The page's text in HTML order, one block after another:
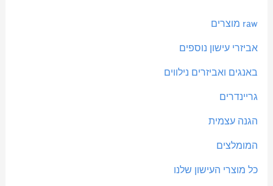
raw מוצרים
אביזרי עישון נוספים
באנגים ואביזרים נילווים
גריינדרים
הגנה עצמית
המומלצים
כל מוצרי העישון שלנו